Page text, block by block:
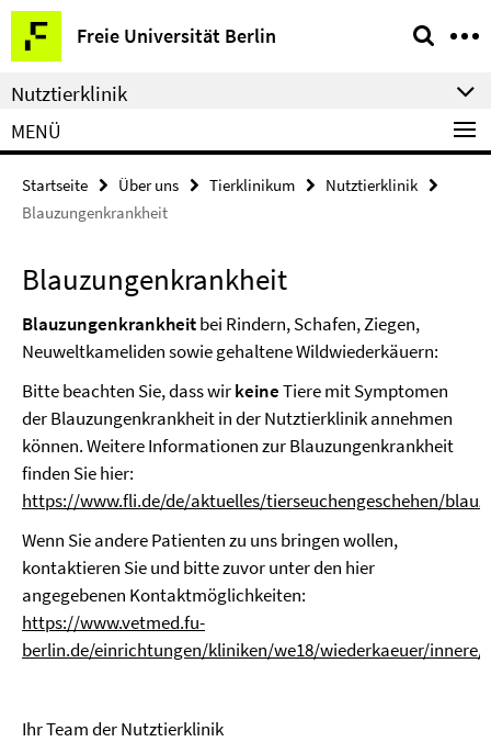
Springe
direkt
zu
Inhalt
Freie Universität Berlin
Service-
Navigation
Nutztierklinik
MENÜ
Startseite Über uns Tierklinikum
Nutztierklinik
Blauzungenkrankheit
Blauzungenkrankheit
Blauzungenkrankheitbei Rindern, Schafen, Ziegen,
Neuweltkameliden sowie gehaltene Wildwiederkäuern:
Bitte beachten Sie, dass wirkeineTiere mit Symptomen
der Blauzungenkrankheit in der Nutztierklinik annehmen
können. Weitere Informationen zur Blauzungenkrankheit
finden Sie hier:
https://www.fli.de/de/aktuelles/tierseuchengeschehen/
Wenn Sie andere Patienten zu uns bringen wollen,
kontaktieren Sie und bitte zuvor unter den hier
angegebenen Kontaktmöglichkeiten:
https://www.vetmed.fu-
berlin.de/einrichtungen/kliniken/we18/wiederkaeuer/
Ihr Team der Nutztierklinik